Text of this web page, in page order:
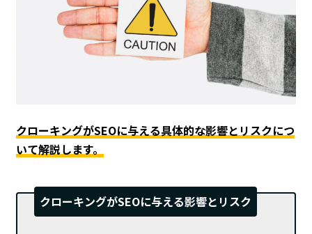
クローキングがSEOに与える具体的な影響とリスクにつ
いて解説します。
クローキングがSEOに与える影響とリスク